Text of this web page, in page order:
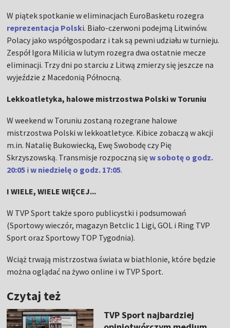
W piątek spotkanie w eliminacjach EuroBasketu rozegra
reprezentacja Polski. Biało-czerwoni podejmą Litwinów.
Polacy jako współgospodarz i tak są pewni udziału w turnieju.
Zespół Igora Milicia w lutym rozegra dwa ostatnie mecze
eliminacji. Trzy dni po starciu z Litwą zmierzy się jeszcze na
wyjeździe z Macedonią Północną.
Lekkoatletyka, halowe mistrzostwa Polski w Toruniu
W weekend w Toruniu zostaną rozegrane halowe
mistrzostwa Polski w lekkoatletyce. Kibice zobaczą w akcji
m.in. Natalię Bukowiecką, Ewę Swobodę czy Pię
Skrzyszowską. Transmisje rozpoczną sięw sobotę o godz.
20:05 iw niedzielę o godz. 17:05.
I WIELE, WIELE WIĘCEJ...
W TVP Sport także sporo publicystki i podsumowań
(Sportowy wieczór, magazyn Betclic 1 Ligi, GOL i Ring TVP
Sport oraz Sportowy TOP Tygodnia).
Wciąż trwają mistrzostwa świata w biathlonie, które będzie
można oglądać na żywo online i w TVP Sport.
Czytaj też
TVP Sport najbardziej